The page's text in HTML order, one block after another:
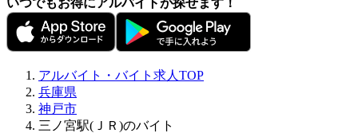
アルバイト・バイト求人TOP
兵庫県
神戸市
三ノ宮駅(ＪＲ)のバイト